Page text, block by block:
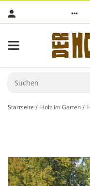
Startseite Holz im Garten